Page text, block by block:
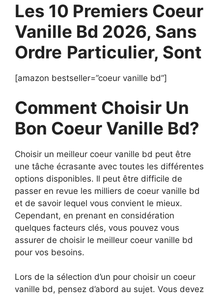
Les 10 Premiers Coeur
Vanille Bd 2026, Sans
Ordre Particulier, Sont
[amazon bestseller=”coeur vanille bd”]
Comment Choisir Un
Bon Coeur Vanille Bd?
Choisir un meilleur coeur vanille bd peut être
une tâche écrasante avec toutes les différentes
options disponibles. Il peut être difficile de
passer en revue les milliers de coeur vanille bd
et de savoir lequel vous convient le mieux.
Cependant, en prenant en considération
quelques facteurs clés, vous pouvez vous
assurer de choisir le meilleur coeur vanille bd
pour vos besoins.
Lors de la sélection d’un pour choisir un coeur
vanille bd, pensez d’abord au sujet. Vous devez